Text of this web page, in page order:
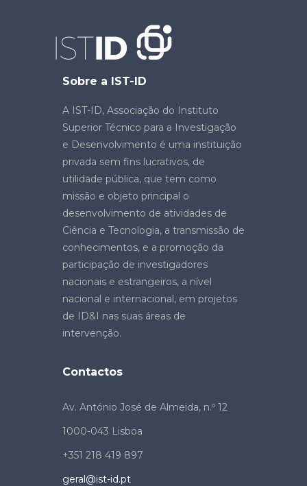
Sobre a IST-ID
A IST-ID, Associação do Instituto
Superior Técnico para a Investigação
e Desenvolvimento é uma instituição
privada sem fins lucrativos, de
utilidade pública, que tem como
missão e objeto principal o
desenvolvimento de atividades de
Ciência e Tecnologia, a transmissão de
conhecimentos, e a promoção da
participação de investigadores
nacionais e estrangeiros, a nível
nacional e internacional, em projetos
de ID&I nas suas áreas de
intervenção.
Contactos
Av. António José de Almeida, n.º 12
1000-043 Lisboa
+351 218 419 897
geral@ist-id.pt